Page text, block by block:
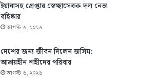
ইয়াবাসহ গ্রেপ্তার স্বেচ্ছাসেবক দল নেতা
বহিষ্কার
আগস্ট ৬, ২০২৬
দেশের জন্য জীবন দিলেন জসিম:
আশ্রয়হীন শহীদের পরিবার
আগস্ট ৬, ২০২৬